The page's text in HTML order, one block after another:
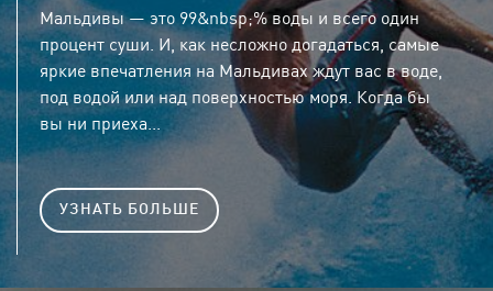
Мальдивы — это 99&nbsp;% воды и всего один
процент суши. И, как несложно догадаться, самые
яркие впечатления на Мальдивах ждут вас в воде,
под водой или над поверхностью моря. Когда бы
вы ни приеха...
УЗНАТЬ БОЛЬШЕ